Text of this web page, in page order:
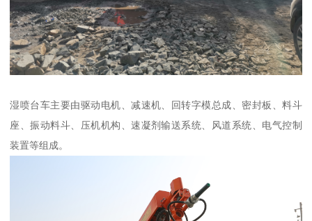
湿喷台车主要由驱动电机、减速机、回转字模总成、密封板、料斗
座、振动料斗、压机机构、速凝剂输送系统、风道系统、电气控制
装置等组成。